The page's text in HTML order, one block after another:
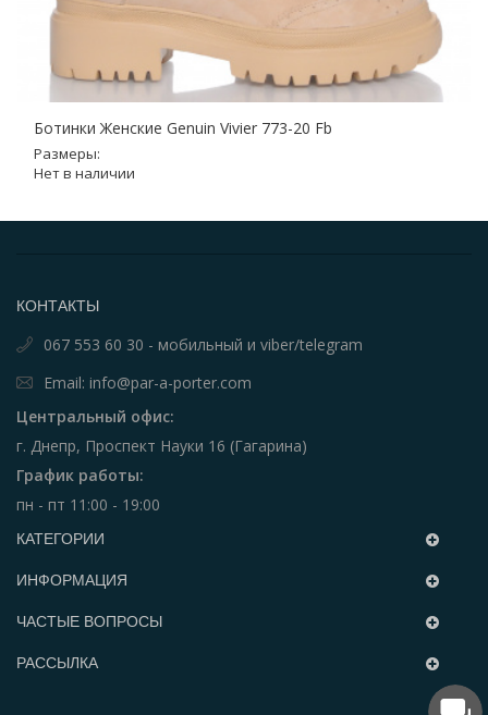
Ботинки Женские Genuin Vivier 773-20 Fb
Размеры:
Нет в наличии
КОНТАКТЫ
067 553 60 30 - мобильный и viber/telegram
Email: info@par-a-porter.com
Центральный офис:
г. Днепр, Проспект Науки 16 (Гагарина)
График работы:
пн - пт 11:00 - 19:00
КАТЕГОРИИ
ИНФОРМАЦИЯ
ЧАСТЫЕ ВОПРОСЫ
РАССЫЛКА